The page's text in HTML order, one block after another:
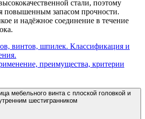
стали, поэтому
повышенным запасом прочности.
и надёжное соединение в течение
винтов, шпилек. Классификация и
преимущества, критерии
мебельного винта с плоской головкой и
шестигранником